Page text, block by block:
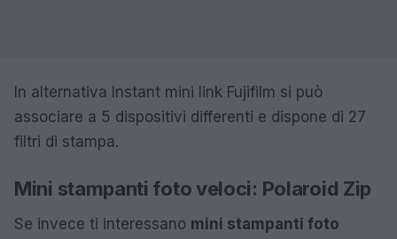
In alternativa Instant mini link Fujifilm si può
associare a 5 dispositivi differenti e dispone di 27
filtri di stampa.
Mini stampanti foto veloci: Polaroid Zip
Se invece ti interessano mini stampanti foto